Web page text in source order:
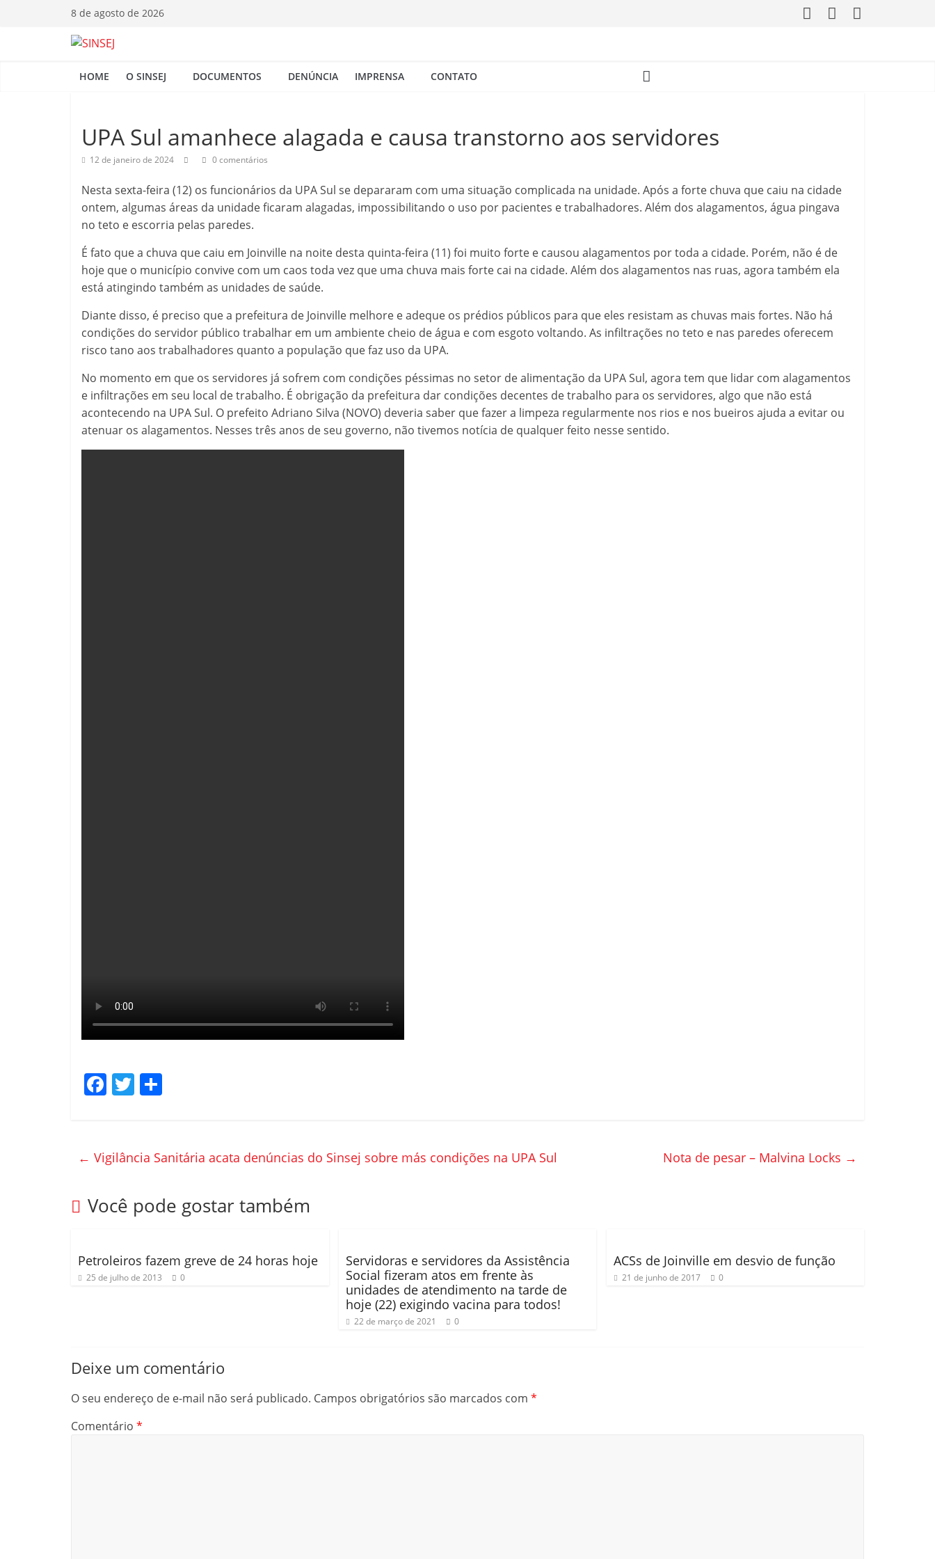
8 de agosto de 2026
S
N
S
E
HOME O SINSEJ DOCUMENTOS DENÚNCIA IMPRENSA CONTATO
UPA Sul amanhece alagada e causa transtorno aos servidores
12 de janeiro de 2024 0 comentários
Nesta sexta-feira (12) os funcionários da UPA Sul se depararam com uma situação complicada na unidade. Após a forte chuva que caiu na cidade
ontem, algumas áreas da unidade ficaram alagadas, impossibilitando o uso por pacientes e trabalhadores. Além dos alagamentos, água pingava
no teto e escorria pelas paredes.
É fato que a chuva que caiu em Joinville na noite desta quinta-feira (11) foi muito forte e causou alagamentos por toda a cidade. Porém, não é de
hoje que o município convive com um caos toda vez que uma chuva mais forte cai na cidade. Além dos alagamentos nas ruas, agora também ela
está atingindo também as unidades de saúde.
Diante disso, é preciso que a prefeitura de Joinville melhore e adeque os prédios públicos para que eles resistam as chuvas mais fortes. Não há
condições do servidor público trabalhar em um ambiente cheio de água e com esgoto voltando. As infiltrações no teto e nas paredes oferecem
risco tano aos trabalhadores quanto a população que faz uso da UPA.
No momento em que os servidores já sofrem com condições péssimas no setor de alimentação da UPA Sul, agora tem que lidar com alagamentos
e infiltrações em seu local de trabalho. É obrigação da prefeitura dar condições decentes de trabalho para os servidores, algo que não está
acontecendo na UPA Sul. O prefeito Adriano Silva (NOVO) deveria saber que fazer a limpeza regularmente nos rios e nos bueiros ajuda a evitar ou
atenuar os alagamentos. Nesses três anos de seu governo, não tivemos notícia de qualquer feito nesse sentido.
F
e
b
o
o
T
er p
til
h
← Vigilância Sanitária acata denúncias do Sinsej sobre más condições na UPA Sul Nota de pesar – Malvina Locks →
Você pode gostar também
Petroleiros fazem greve de 24 horas hoje
25 de julho de 2013 0
Servidoras e servidores da Assistência
Social fizeram atos em frente às
unidades de atendimento na tarde de
hoje (22) exigindo vacina para todos!
22 de março de 2021 0
ACSs de Joinville em desvio de função
21 de junho de 2017 0
Deixe um comentário
O seu endereço de e-mail não será publicado. Campos obrigatórios são marcados com *
Comentário *